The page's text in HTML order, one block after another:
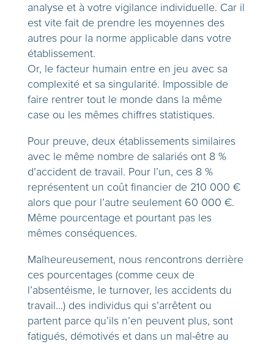
analyse et à votre vigilance individuelle. Car il
est vite fait de prendre les moyennes des
autres pour la norme applicable dans votre
établissement.
Or, le facteur humain entre en jeu avec sa
complexité et sa singularité. Impossible de
faire rentrer tout le monde dans la même
case ou les mêmes chiffres statistiques.
Pour preuve, deux établissements similaires
avec le même nombre de salariés ont 8 %
d’accident de travail. Pour l’un, ces 8 %
représentent un coût financier de 210 000 €
alors que pour l’autre seulement 60 000 €.
Même pourcentage et pourtant pas les
mêmes conséquences.
Malheureusement, nous rencontrons derrière
ces pourcentages (comme ceux de
l’absentéisme, le turnover, les accidents du
travail…) des individus qui s’arrêtent ou
partent parce qu’ils n’en peuvent plus, sont
fatigués, démotivés et dans un mal-être au